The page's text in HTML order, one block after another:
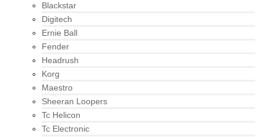
Blackstar
Digitech
Ernie Ball
Fender
Headrush
Korg
Maestro
Sheeran Loopers
Tc Helicon
Tc Electronic